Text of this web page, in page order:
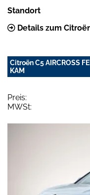
Standort
Details zum
Citroën C5 AIRCROSS
KAM
Preis:
MWSt: